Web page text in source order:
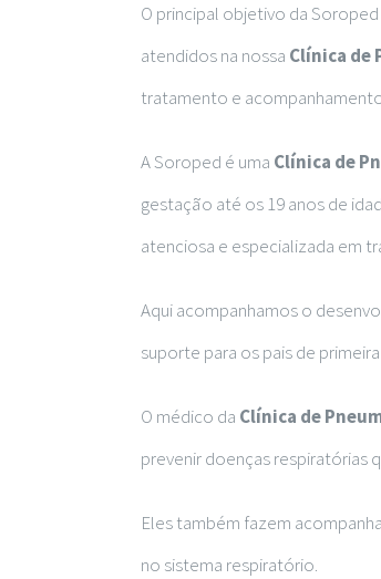
O principal objetivo da
atendidos na nossa Clínica de
tratamento e
A Soroped é uma Clínica de
gestação até os 19 anos de
atenciosa e especializada em
Aqui acompanhamos o
suporte para os pais de
O médico da Clínica de
prevenir doenças respiratórias
Eles também fazem
no sistema respiratório.